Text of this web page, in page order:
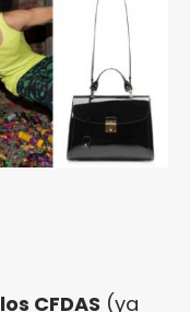
los CFDAS (ya